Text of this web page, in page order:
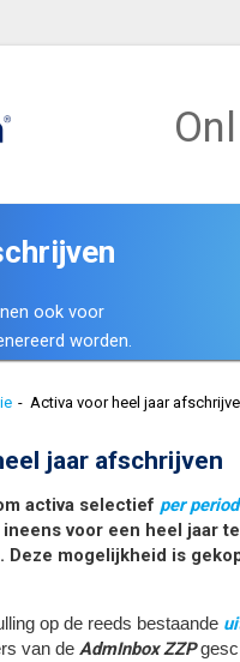
ook voor
worden.
- Activa voor heel jaar
jaar afschrijven
activa selectief per
voor een heel jaar
Deze mogelijkheid is
op de reeds bestaande
van de AdmInbox ZZP